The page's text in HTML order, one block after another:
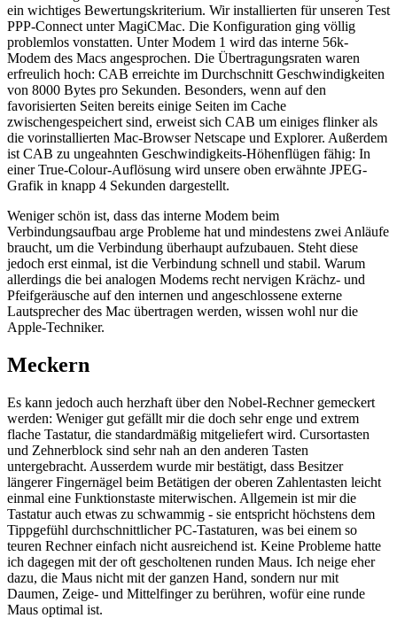
ein wichtiges Bewertungskriterium. Wir installierten für unseren Test
PPP-Connect unter MagiCMac. Die Konfiguration ging völlig
problemlos vonstatten. Unter Modem 1 wird das interne 56k-
Modem des Macs angesprochen. Die Übertragungsraten waren
erfreulich hoch: CAB erreichte im Durchschnitt Geschwindigkeiten
von 8000 Bytes pro Sekunden. Besonders, wenn auf den
favorisierten Seiten bereits einige Seiten im Cache
zwischengespeichert sind, erweist sich CAB um einiges flinker als
die vorinstallierten Mac-Browser Netscape und Explorer. Außerdem
ist CAB zu ungeahnten Geschwindigkeits-Höhenflügen fähig: In
einer True-Colour-Auflösung wird unsere oben erwähnte JPEG-
Grafik in knapp 4 Sekunden dargestellt.
Weniger schön ist, dass das interne Modem beim
Verbindungsaufbau arge Probleme hat und mindestens zwei Anläufe
braucht, um die Verbindung überhaupt aufzubauen. Steht diese
jedoch erst einmal, ist die Verbindung schnell und stabil. Warum
allerdings die bei analogen Modems recht nervigen Krächz- und
Pfeifgeräusche auf den internen und angeschlossene externe
Lautsprecher des Mac übertragen werden, wissen wohl nur die
Apple-Techniker.
Meckern
Es kann jedoch auch herzhaft über den Nobel-Rechner gemeckert
werden: Weniger gut gefällt mir die doch sehr enge und extrem
flache Tastatur, die standardmäßig mitgeliefert wird. Cursortasten
und Zehnerblock sind sehr nah an den anderen Tasten
untergebracht. Ausserdem wurde mir bestätigt, dass Besitzer
längerer Fingernägel beim Betätigen der oberen Zahlentasten leicht
einmal eine Funktionstaste miterwischen. Allgemein ist mir die
Tastatur auch etwas zu schwammig - sie entspricht höchstens dem
Tippgefühl durchschnittlicher PC-Tastaturen, was bei einem so
teuren Rechner einfach nicht ausreichend ist. Keine Probleme hatte
ich dagegen mit der oft gescholtenen runden Maus. Ich neige eher
dazu, die Maus nicht mit der ganzen Hand, sondern nur mit
Daumen, Zeige- und Mittelfinger zu berühren, wofür eine runde
Maus optimal ist.